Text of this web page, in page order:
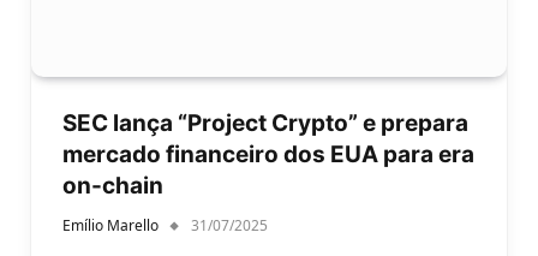
SEC lança “Project Crypto” e prepara
mercado financeiro dos EUA para era
on-chain
Emílio Marello 31/07/2025